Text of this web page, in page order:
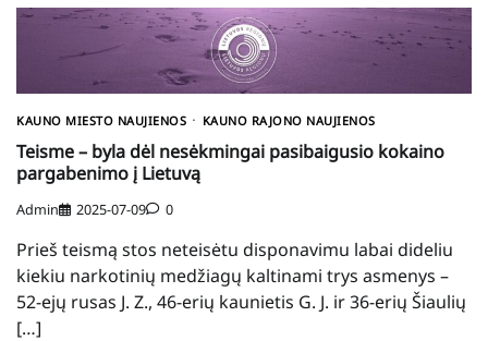
KAUNO MIESTO NAUJIENOS KAUNO RAJONO NAUJIENOS
Teisme – byla dėl nesėkmingai pasibaigusio kokaino
pargabenimo į Lietuvą
Admin 2025-07-09 0
Prieš teismą stos neteisėtu disponavimu labai dideliu
kiekiu narkotinių medžiagų kaltinami trys asmenys –
52-ejų rusas J. Z., 46-erių kaunietis G. J. ir 36-erių Šiaulių
[…]